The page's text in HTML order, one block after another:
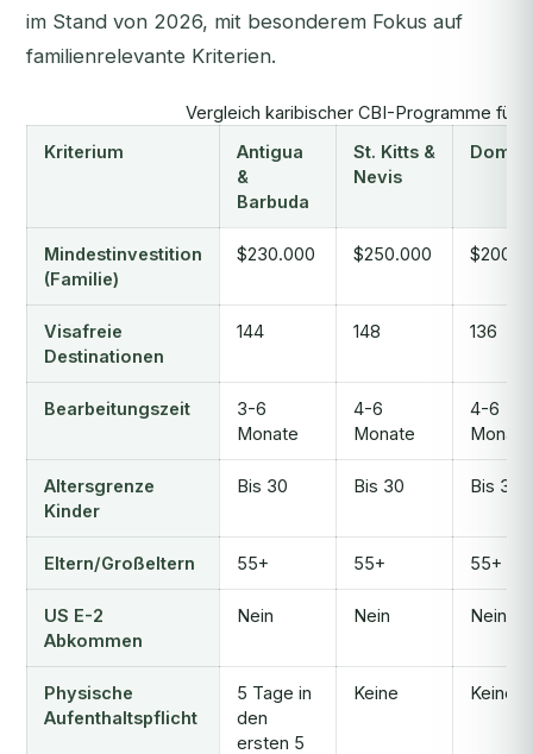
im Stand von 2026, mit besonderem Fokus auf
familienrelevante Kriterien.
Vergleich karibischer CBI-Programme für
Kriterium
Antigua
&
Barbuda
St. Kitts &
Nevis
Mindestinvestition
(Familie)
$230.000 $250.000
Visafreie
Destinationen
144 148 136
Bearbeitungszeit
3-6
Monate
4-6
Monate
4-6
Monate
Altersgrenze
Kinder
Bis 30 Bis 30 Bis 30
Eltern/Großeltern 55+ 55+ 55+
US E-2
Abkommen
Nein Nein Nein
Physische
Aufenthaltspflicht
5 Tage in
den
ersten 5
Keine Keine